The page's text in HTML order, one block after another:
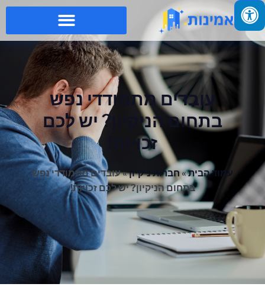
עובדים מתמודדי נפש
בתחום הניקיון? יש לכם
זכויות!
עמוד הבית»חברות ניקיון»עובדים מתמודדי נפש
בתחום הניקיון? יש לכם זכויות!